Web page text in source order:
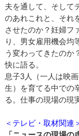
夫を通して、そして
のあれこれと、それ
させたのか？妊婦フ
り、男女雇用機会均
う変わってきたのか
快に語る。
息子3人（一人は映
生）を育てる中での
る。仕事の現場の現
＜テレビ・取材関連